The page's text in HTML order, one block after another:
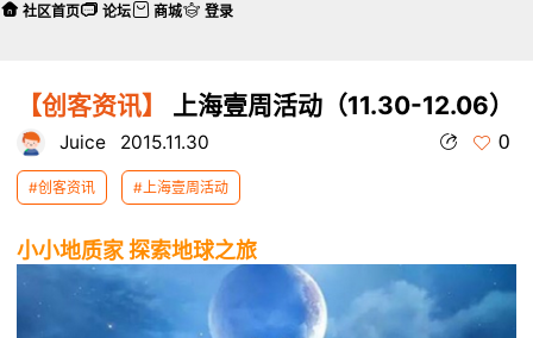
【创客资讯】 上海壹周活动（11.30-12.06）
Juice 2015.11.30 0
#创客资讯 #上海壹周活动
小小地质家 探索地球之旅
社区首页 论坛 商城 登录